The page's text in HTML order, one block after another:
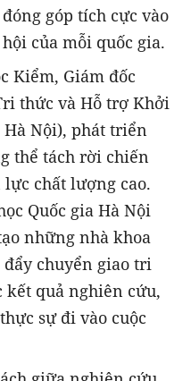
góp tích cực vào
của mỗi quốc gia.
Kiểm, Giám đốc
thức và Hỗ trợ Khởi
Nội), phát triển
thể tách rời chiến
chất lượng cao.
Quốc gia Hà Nội
những nhà khoa
đẩy chuyển giao tri
kết quả nghiên cứu,
sự đi vào cuộc